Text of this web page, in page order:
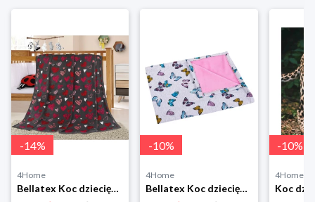
-14%
4Home
Bellatex Koc dziecięcy Ella Serduszka, 100 x 155 cm
-10%
4Home
Bellatex Koc dziecięcy Bára Butterfly różowy, 75 x 100 cm
-10%
4Home